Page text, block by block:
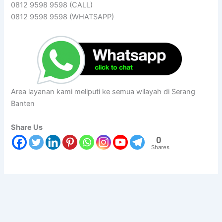
0812 9598 9598 (CALL)
0812 9598 9598 (WHATSAPP)
Area layanan kami meliputi ke semua wilayah di Serang
Banten
Share Us
0
Shares